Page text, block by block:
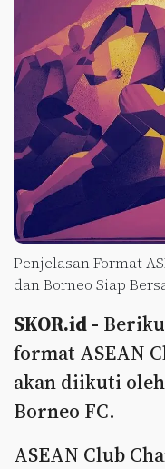
Penjelasan Format
dan Borneo Siap
SKOR.id -
format ASEAN
akan diikuti
Borneo FC.
ASEAN Club